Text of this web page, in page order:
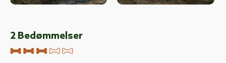
2 Bedømmelser